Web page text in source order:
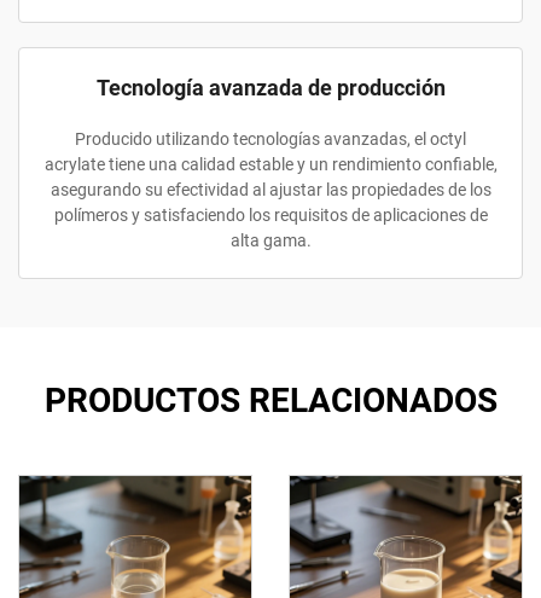
Tecnología avanzada de producción
Producido utilizando tecnologías avanzadas, el octyl
acrylate tiene una calidad estable y un rendimiento confiable,
asegurando su efectividad al ajustar las propiedades de los
polímeros y satisfaciendo los requisitos de aplicaciones de
alta gama.
PRODUCTOS RELACIONADOS